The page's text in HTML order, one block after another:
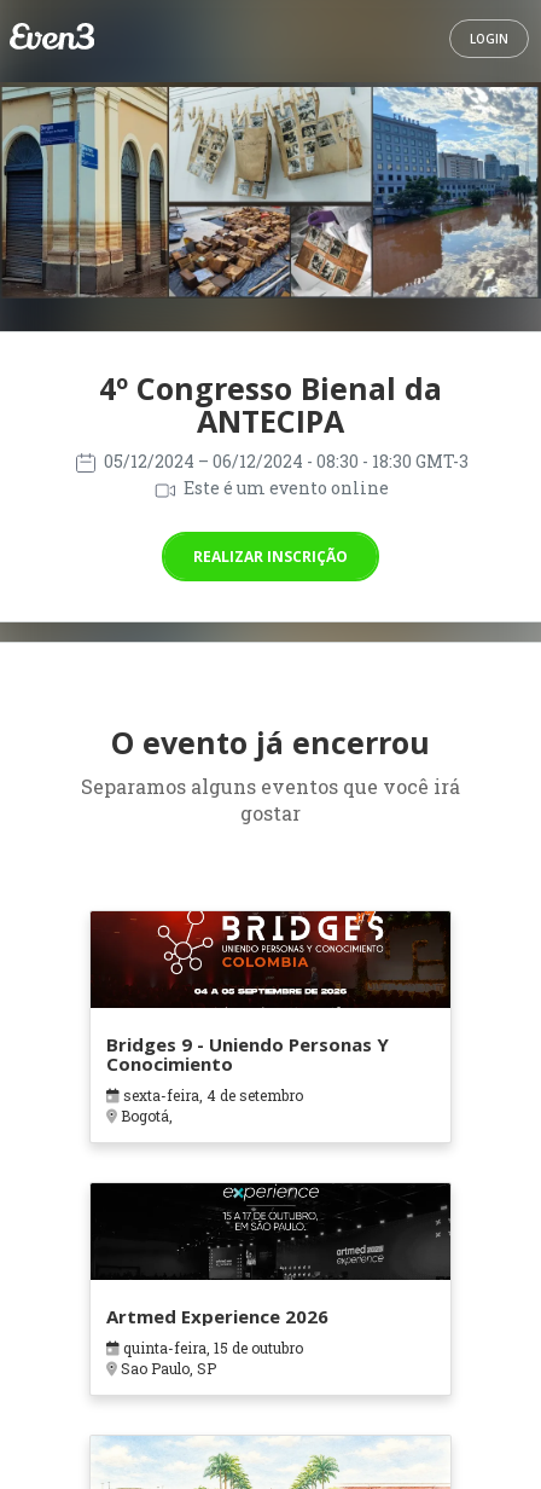
LOGIN
4º Congresso Bienal da
ANTECIPA
05/12/2024 – 06/12/2024 - 08:30 - 18:30 GMT-3
Este é um evento online
REALIZAR INSCRIÇÃO
O evento já encerrou
Separamos alguns eventos que você irá
gostar
Bridges 9 - Uniendo Personas Y
Conocimiento
sexta-feira, 4 de setembro
Bogotá,
Artmed Experience 2026
quinta-feira, 15 de outubro
Sao Paulo, SP